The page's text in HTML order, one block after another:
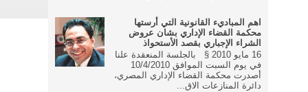
اهم المباديء القانونية التي أرستها
محكمة القضاء الإداري بشان عروض
الشراء الإجباري بقصد الأستحواذ
16 مايو 2010 § بالجلسة المنعقدة علنا
في يوم السبت الموافق 10/4/2010
أصدرت محكمة القضاء الإداري المصري،
دائرة المنازعات الاق...